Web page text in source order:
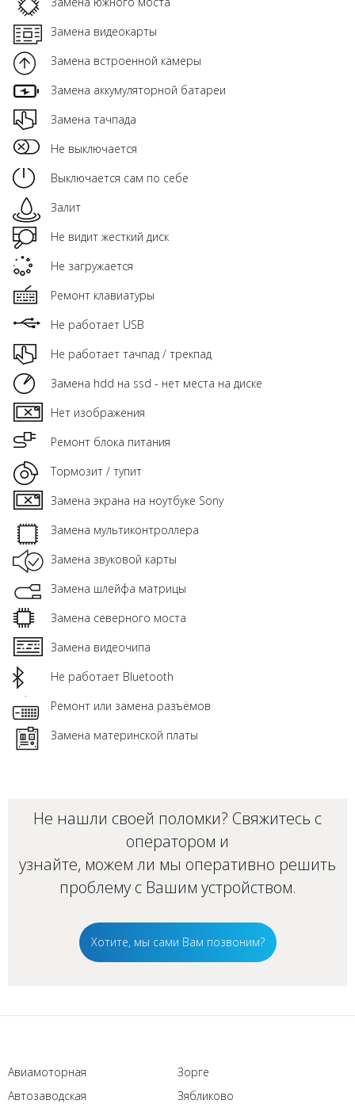
Замена видеокарты
Замена встроенной камеры
Замена аккумуляторной батареи
Замена тачпада
Не выключается
Выключается сам по себе
Залит
Не видит жесткий диск
Не загружается
Ремонт клавиатуры
Не работает USB
Не работает тачпад / трекпад
Замена hdd на ssd - нет места на диске
Нет изображения
Ремонт блока питания
Тормозит / тупит
Замена экрана на ноутбуке Sony
Замена мультиконтроллера
Замена звуковой карты
Замена шлейфа матрицы
Замена северного моста
Замена видеочипа
Не работает Bluetooth
Ремонт или замена разъёмов
Замена материнской платы
Не нашли своей поломки? Свяжитесь с
оператором и
узнайте, можем ли мы оперативно решить
проблему с Вашим устройством.
Хотите, мы сами Вам позвоним?
Авиамоторная
Автозаводская
Зорге
Зябликово